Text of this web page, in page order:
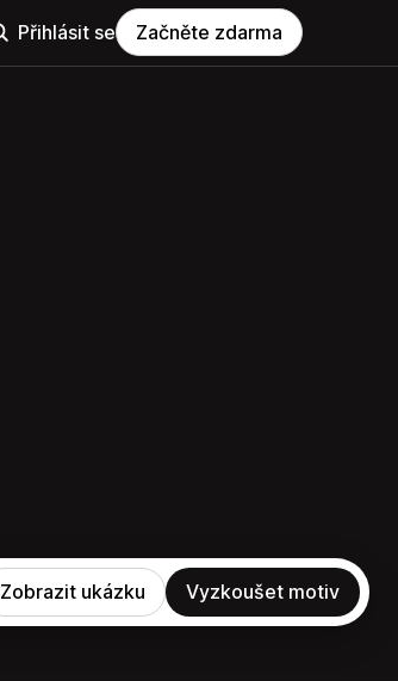
Přihlásit se Začněte zdarma
Zobrazit ukázku Vyzkoušet motiv